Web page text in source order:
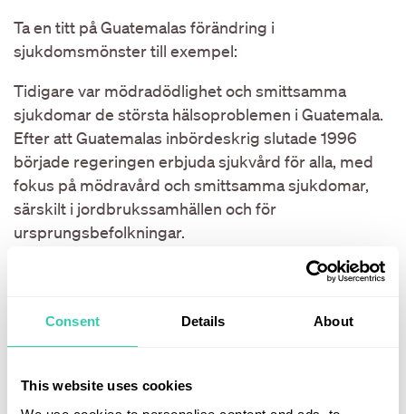
Consent Details About
This website uses cookies
Ta en titt på Guatemalas förändring i
sjukdomsmönster till exempel:
Tidigare var mödradödlighet och smittsamma
sjukdomar de största hälsoproblemen i Guatemala.
Efter att Guatemalas inbördeskrig slutade 1996
började regeringen erbjuda sjukvård för alla, med
fokus på mödravård och smittsamma sjukdomar,
särskilt i jordbrukssamhällen och för
ursprungsbefolkningar.
Framgångarna med dessa satsningar bidrog till
vilket har lett till en mer välmående och åldrande
befolkning som nu i högre grad drabbas av icke-
Disease Initiative kommer behandlingar för fetma